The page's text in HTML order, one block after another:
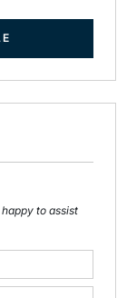
to assist